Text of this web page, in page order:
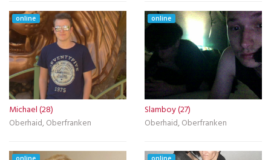
online
Michael (28)
Oberhaid, Oberfranken
online
Slamboy (27)
Oberhaid, Oberfranken
online online